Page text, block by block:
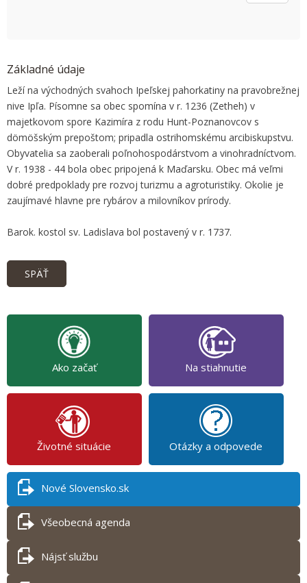
Základné údaje
Leží na východných svahoch Ipeľskej pahorkatiny na pravobrežnej
nive Ipľa. Písomne sa obec spomína v r. 1236 (Zetheh) v
majetkovom spore Kazimíra z rodu Hunt-Poznanovcov s
dömöšským prepoštom; pripadla ostrihomskému arcibiskupstvu.
Obyvatelia sa zaoberali poľnohospodárstvom a vinohradníctvom.
V r. 1938 - 44 bola obec pripojená k Maďarsku. Obec má veľmi
dobré predpoklady pre rozvoj turizmu a agroturistiky. Okolie je
zaujímavé hlavne pre rybárov a milovníkov prírody.
Barok. kostol sv. Ladislava bol postavený v r. 1737.
SPÄŤ
Ako začať Na stiahnutie
Životné situácie Otázky a odpovede
Nové Slovensko.sk
Všeobecná agenda
Nájsť službu